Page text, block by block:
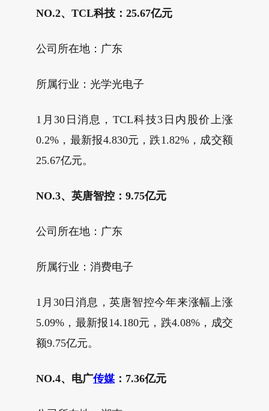
NO.2、TCL科技：25.67亿元
公司所在地：广东
所属行业：光学光电子
1月30日消息，TCL科技3日内股价上涨
0.2%，最新报4.830元，跌1.82%，成交额
25.67亿元。
NO.3、英唐智控：9.75亿元
公司所在地：广东
所属行业：消费电子
1月30日消息，英唐智控今年来涨幅上涨
5.09%，最新报14.180元，跌4.08%，成交
额9.75亿元。
NO.4、电广传媒：7.36亿元